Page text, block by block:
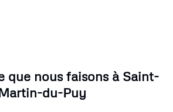
que nous faisons à Saint-
du-Puy